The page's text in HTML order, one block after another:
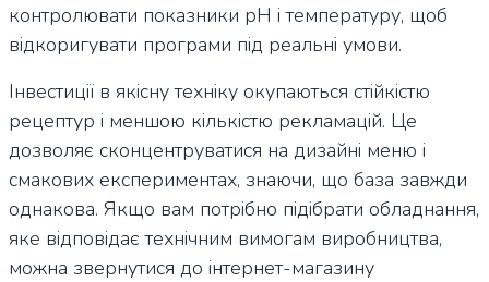
контролювати показники рН і температуру, щоб
відкоригувати програми під реальні умови.
Інвестиції в якісну техніку окупаються стійкістю
рецептур і меншою кількістю рекламацій. Це
дозволяє сконцентруватися на дизайні меню і
смакових експериментах, знаючи, що база завжди
однакова. Якщо вам потрібно підібрати обладнання,
яке відповідає технічним вимогам виробництва,
можна звернутися до інтернет-магазину